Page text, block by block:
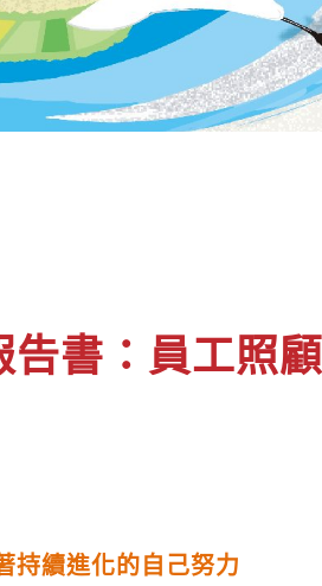
告書：員工照顧
持續進化的自己努力